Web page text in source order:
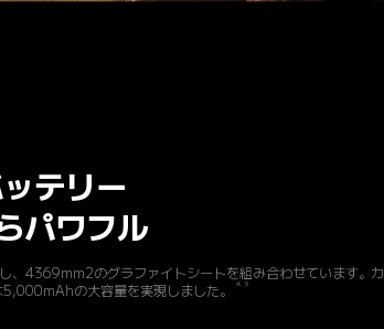
テリー
パワフル
、4369mm2のグラファイトシートを組み合わせています。カ
の大容量を実現しました。
4、6